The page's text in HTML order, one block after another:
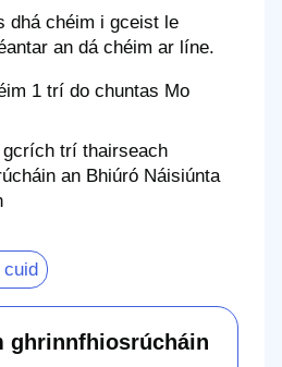
dhá chéim i gceist le
an dá chéim ar líne.
1 trí do chuntas Mo
trí thairseach
an Bhiúró Náisiúnta
cuid
ghrinnfhiosrúcháin